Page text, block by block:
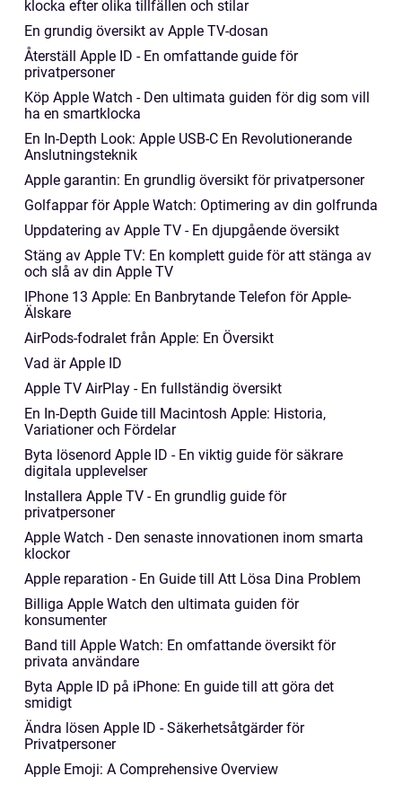
klocka efter olika tillfällen och stilar
En grundig översikt av Apple TV-dosan
Återställ Apple ID - En omfattande guide för
privatpersoner
Köp Apple Watch - Den ultimata guiden för dig som vill
ha en smartklocka
En In-Depth Look: Apple USB-C En Revolutionerande
Anslutningsteknik
Apple garantin: En grundlig översikt för privatpersoner
Golfappar för Apple Watch: Optimering av din golfrunda
Uppdatering av Apple TV - En djupgående översikt
Stäng av Apple TV: En komplett guide för att stänga av
och slå av din Apple TV
IPhone 13 Apple: En Banbrytande Telefon för Apple-
Älskare
AirPods-fodralet från Apple: En Översikt
Vad är Apple ID
Apple TV AirPlay - En fullständig översikt
En In-Depth Guide till Macintosh Apple: Historia,
Variationer och Fördelar
Byta lösenord Apple ID - En viktig guide för säkrare
digitala upplevelser
Installera Apple TV - En grundlig guide för
privatpersoner
Apple Watch - Den senaste innovationen inom smarta
klockor
Apple reparation - En Guide till Att Lösa Dina Problem
Billiga Apple Watch den ultimata guiden för
konsumenter
Band till Apple Watch: En omfattande översikt för
privata användare
Byta Apple ID på iPhone: En guide till att göra det
smidigt
Ändra lösen Apple ID - Säkerhetsåtgärder för
Privatpersoner
Apple Emoji: A Comprehensive Overview